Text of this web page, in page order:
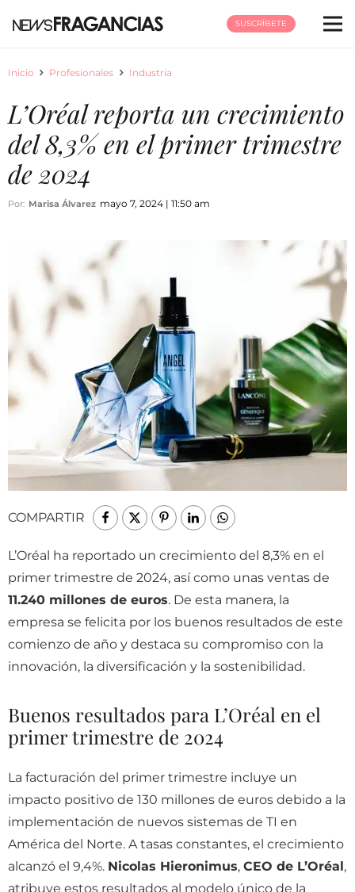
SUSCRÍBETE
Inicio Profesionales Industria
L’Oréal reporta un crecimiento
del 8,3% en el primer trimestre
de 2024
Por: Marisa Álvarez mayo 7, 2024 | 11:50 am
COMPARTIR
L’Oréal ha reportado un crecimiento del 8,3% en el
primer trimestre de 2024, así como unas ventas de
11.240 millones de euros. De esta manera, la
empresa se felicita por los buenos resultados de este
comienzo de año y destaca su compromiso con la
innovación, la diversificación y la sostenibilidad.
Buenos resultados para L’Oréal en el
primer trimestre de 2024
La facturación del primer trimestre incluye un
impacto positivo de 130 millones de euros debido a la
implementación de nuevos sistemas de TI en
América del Norte. A tasas constantes, el crecimiento
alcanzó el 9,4%. Nicolas Hieronimus, CEO de L’Oréal,
atribuye estos resultados al modelo único de la